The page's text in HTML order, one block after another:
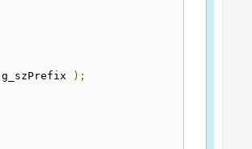
g_szPrefix );